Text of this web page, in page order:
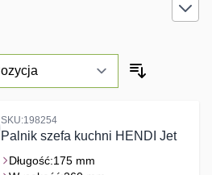
SKU:198254
Palnik szefa kuchni HENDI Jet
Długość:175 mm